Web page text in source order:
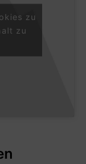
zu
zu